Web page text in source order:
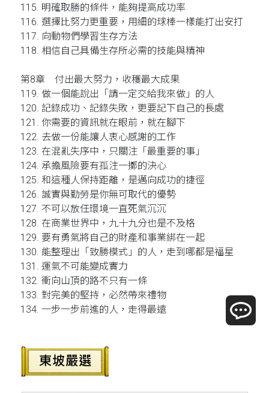
115. 明確取勝的條件，能夠提高成功率
116. 選擇比努力更重要，用細的球棒一樣能打出安打
117. 向動物們學習生存方法
118. 相信自己具備生存所必需的技能與精神
第8章 付出最大努力，收穫最大成果
119. 做一個能說出「請一定交給我來做」的人
120. 記錄成功、記錄失敗，更要記下自己的長處
121. 你需要的資訊就在眼前，就在腳下
122. 去做一份能讓人衷心感謝的工作
123. 在混亂失序中，只關注「最重要的事」
124. 承擔風險要有孤注一擲的決心
125. 和這種人保持距離，是邁向成功的捷徑
126. 誠實與勤勞是你無可取代的優勢
127. 不可以放任環境一直死氣沉沉
128. 在商業世界中，九十九分也是不及格
129. 要有勇氣將自己的財產和事業綁在一起
130. 能整理出「致勝模式」的人，走到哪都是福星
131. 運氣不可能變成實力
132. 衝向山頂的路不只有一條
133. 對完美的堅持，必然帶來禮物
134. 一步一步前進的人，走得最遠